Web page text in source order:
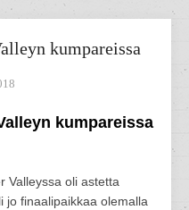
kumpareissa
kumpareissa
Valleyssa oli astetta
jo finaalipaikkaa olemalla